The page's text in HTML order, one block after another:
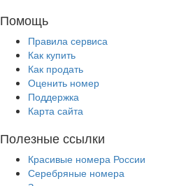
Помощь
Правила сервиса
Как купить
Как продать
Оценить номер
Поддержка
Карта сайта
Полезные ссылки
Красивые номера России
Серебряные номера